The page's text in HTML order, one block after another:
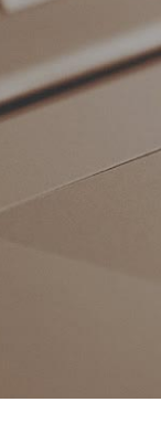
08ハイ
ナワト
09オンラ
10オン
14対面講
03食べもの
05データの
アートをめ